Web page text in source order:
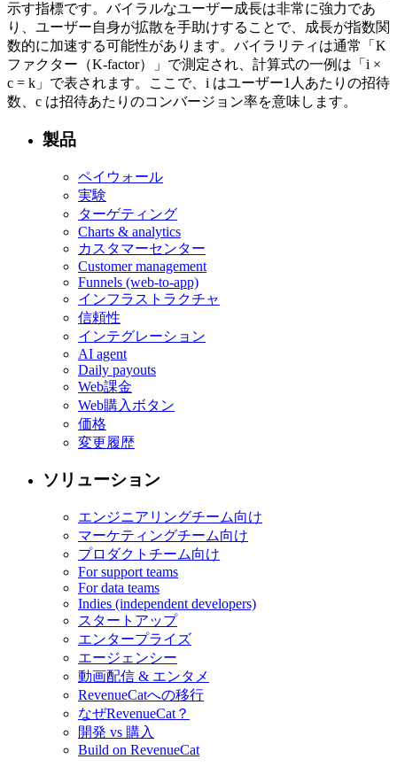
示す指標です。 バイラルなユーザー成長は非常に強力であ
り、ユーザー自身が拡散を手助けすることで、成長が指数関
数的に加速する可能性があります。 バイラリティは通常「K
ファクター（K-factor）」で測定され、計算式の一例は「i ×
c = k」で表されます。
ここで、i はユーザー1人あたりの招待
数、c は招待あたりのコンバージョン率を意味します。
製品
ペイウォール
実験
ターゲティング
Charts & analytics
カスタマーセンター
Customer management
Funnels (web-to-app)
インフラストラクチャ
信頼性
インテグレーション
AI agent
Daily payouts
Web課金
Web購入ボタン
価格
変更履歴
ソリューション
エンジニアリングチーム向け
マーケティングチーム向け
プロダクトチーム向け
For support teams
For data teams
Indies (independent developers)
スタートアップ
エンタープライズ
エージェンシー
動画配信 & エンタメ
RevenueCatへの移行
なぜRevenueCat？
開発 vs 購入
Build on RevenueCat